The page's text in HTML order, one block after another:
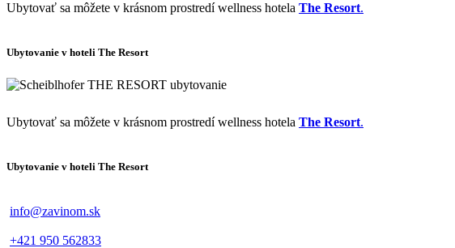
Ubytovať sa môžete v krásnom prostredí wellness hotela The Resort.
Ubytovanie v hoteli The Resort
Ubytovať sa môžete v krásnom prostredí wellness hotela The Resort.
Ubytovanie v hoteli The Resort
info@zavinom.sk
+421 950 562833